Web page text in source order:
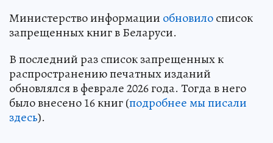
Министерство информации обновилосписок
запрещенных книг в Беларуси.
В последний раз список запрещенных к
распространению печатных изданий
обновлялся в феврале 2026 года. Тогда в него
было внесено 16 книг (подробнее мы писали
здесь).